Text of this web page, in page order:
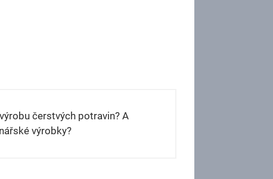
čerstvých potravin? A
výrobky?